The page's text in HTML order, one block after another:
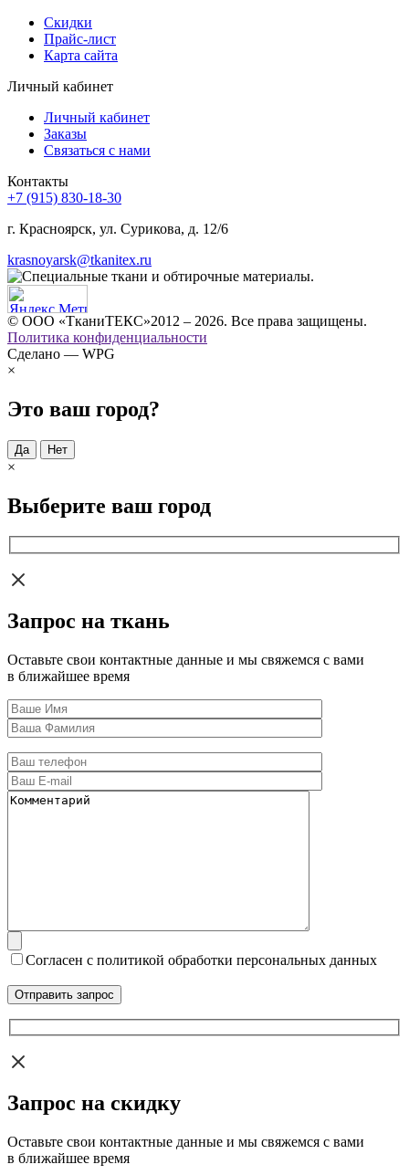
Скидки
Прайс-лист
Карта сайта
Личный кабинет
Личный кабинет
Заказы
Связаться с нами
Контакты
+7 (915) 830-18-30
г. Красноярск, ул. Сурикова, д. 12/6
krasnoyarsk@tkanitex.ru
© ООО «ТканиТЕКС»2012 – 2026. Все права защищены.
Политика конфиденциальности
Сделано — WPG
×
Это ваш город?
Да Нет
×
Выберите ваш город
Запрос на ткань
Оставьте свои контактные данные и мы свяжемся с вами
в ближайшее время
Согласен с политикой обработки персональных данных
Запрос на скидку
Оставьте свои контактные данные и мы свяжемся с вами
в ближайшее время